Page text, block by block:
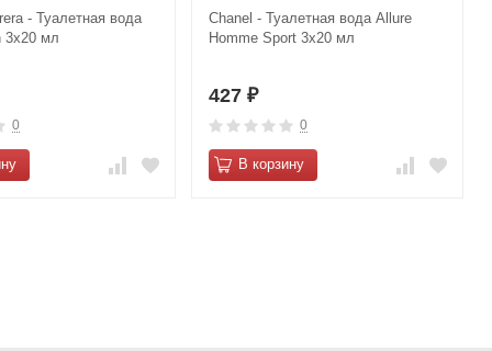
- Туалетная вода
3х20 мл
0
Сhanеl - Туалетная вода Аllurе
Hоmme Sport 3х20 мл
427 ₽
0
В корзину